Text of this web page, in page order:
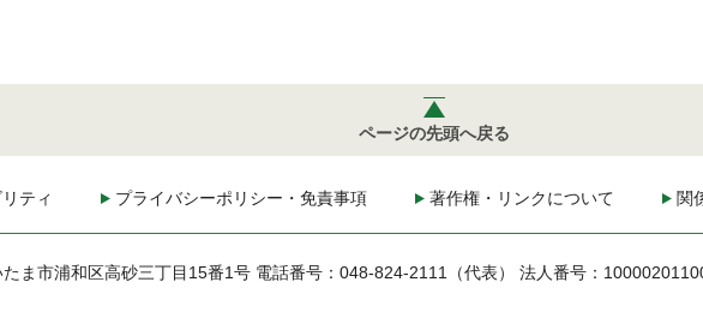
ページの先頭へ戻る
ティ プライバシーポリシー・免責事項 著作権・リンクについて 関
ま市浦和区高砂三丁目15番1号 電話番号：048-824-2111（代表） 法人番号：